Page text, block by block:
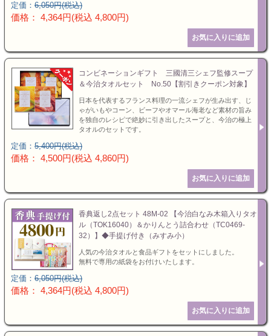
定価： 6,050円(税込)
価格： 4,364円(税込 4,800円)
コンビネーションギフト 三國清三シェフ監修スープ
＆今治タオルセット No.50【割引きクーポン対象】
日本を代表するフランス料理の一流シェフが生み出す、じ
ゃがいもやコーン、ビーフやオマール海老など素材の旨み
を独自のレシピで絶妙に引き出したスープと、今治の極上
タオルのセットです。
定価： 5,400円(税込)
価格： 4,500円(税込 4,860円)
香典返し2点セット 48M-02 【今治白なみ木箱入りタオ
ル（TOK16040）＆かりんとう詰合わせ（TC0469-
32）】◆手提げ付き（みすみ小）
人気の今治タオルと食品ギフトをセットにしました。
無料で専用の紙袋をお付けいたします。
定価： 6,050円(税込)
価格： 4,364円(税込 4,800円)